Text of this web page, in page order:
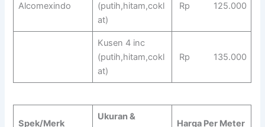
Alcomexindo
(putih,hitam,cokl
at)
Rp 125.000
Kusen 4 inc
(putih,hitam,cokl
at)
Rp 135.000
Spek/Merk
Ukuran &
Harga Per Meter